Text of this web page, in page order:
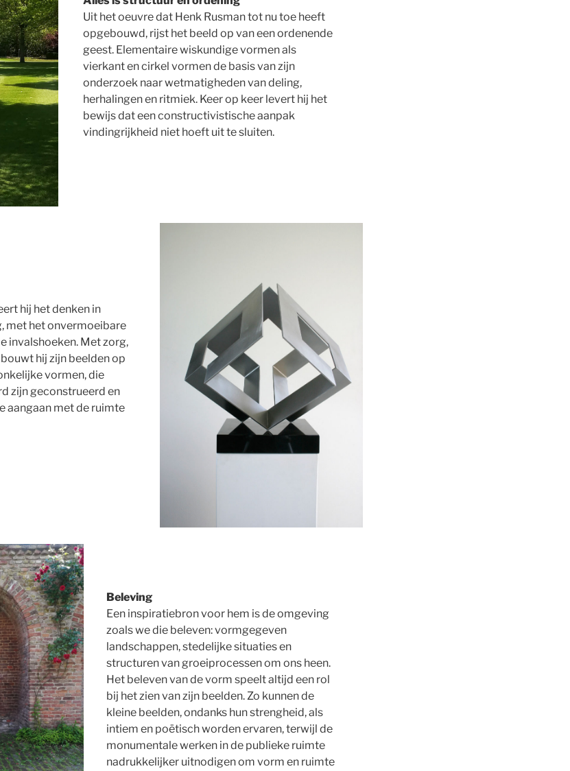
Uit het oeuvre dat Henk Rusman tot nu toe heeft
opgebouwd, rijst het beeld op van een ordenende
geest. Elementaire wiskundige vormen als
vierkant en cirkel vormen de basis van zijn
onderzoek naar wetmatigheden van deling,
herhalingen en ritmiek. Keer op keer levert hij het
bewijs dat een constructivistische aanpak
vindingrijkheid niet hoeft uit te sluiten.
hij het denken in
met het onvermoeibare
invalshoeken. Met zorg,
hij zijn beelden op
vormen, die
zijn geconstrueerd en
aangaan met de ruimte
Beleving
Een inspiratiebron voor hem is de omgeving
zoals we die beleven: vormgegeven
landschappen, stedelijke situaties en
structuren van groeiprocessen om ons heen.
Het beleven van de vorm speelt altijd een rol
bij het zien van zijn beelden. Zo kunnen de
kleine beelden, ondanks hun strengheid, als
intiem en poëtisch worden ervaren, terwijl de
monumentale werken in de publieke ruimte
nadrukkelijker uitnodigen om vorm en ruimte